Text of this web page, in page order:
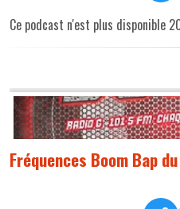
Ce podcast n'est plus disponible
Fréquences Boom Bap